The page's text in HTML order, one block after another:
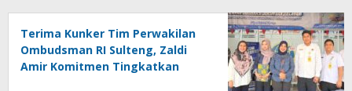
Terima Kunker Tim Perwakilan
Ombudsman RI Sulteng, Zaldi
Amir Komitmen Tingkatkan